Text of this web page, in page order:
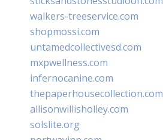
walkers-treeservice.com
shopmossi.com
untamedcollectivesd.com
mxpwellness.com
infernocanine.com
thepaperhousecollection.com
allisonwillisholley.com
solslite.org